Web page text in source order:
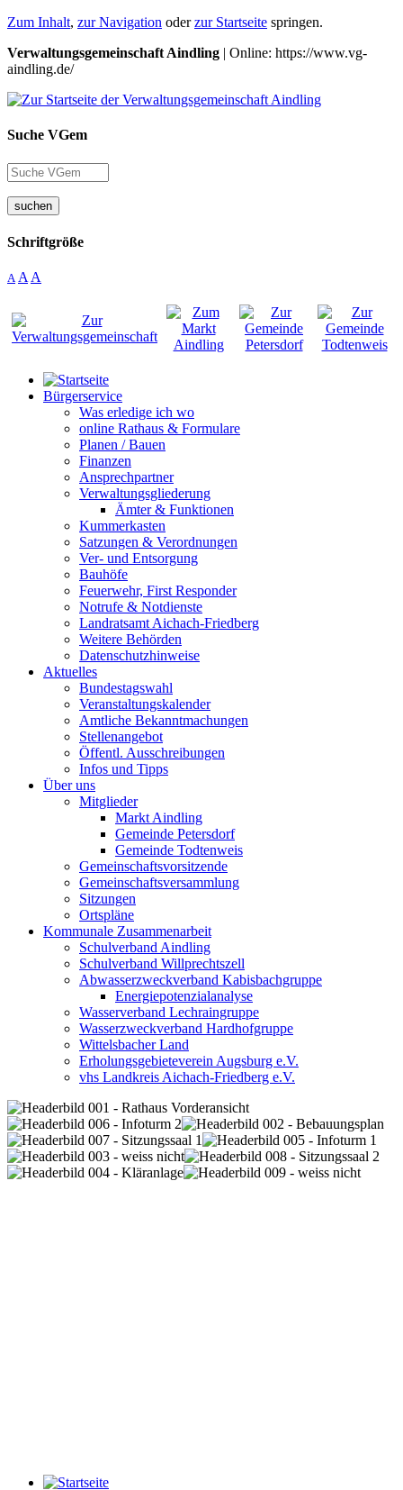
Zum Inhalt, zur Navigation oderzur Startseite springen.
Verwaltungsgemeinschaft Aindling | Online: https://www.vg-
aindling.de/
Suche VGem
suchen
Schriftgröße
A A A
Bürgerservice
Was erledige ich wo
online Rathaus & Formulare
Planen / Bauen
Finanzen
Ansprechpartner
Verwaltungsgliederung
Ämter & Funktionen
Kummerkasten
Satzungen & Verordnungen
Ver- und Entsorgung
Bauhöfe
Feuerwehr, First Responder
Notrufe & Notdienste
Landratsamt Aichach-Friedberg
Weitere Behörden
Datenschutzhinweise
Aktuelles
Bundestagswahl
Veranstaltungskalender
Amtliche Bekanntmachungen
Stellenangebot
Öffentl. Ausschreibungen
Infos und Tipps
Über uns
Mitglieder
Markt Aindling
Gemeinde Petersdorf
Gemeinde Todtenweis
Gemeinschaftsvorsitzende
Gemeinschaftsversammlung
Sitzungen
Ortspläne
Kommunale Zusammenarbeit
Schulverband Aindling
Schulverband Willprechtszell
Abwasserzweckverband Kabisbachgruppe
Energiepotenzialanalyse
Wasserverband Lechraingruppe
Wasserzweckverband Hardhofgruppe
Wittelsbacher Land
Erholungsgebieteverein Augsburg e.V.
vhs Landkreis Aichach-Friedberg e.V.